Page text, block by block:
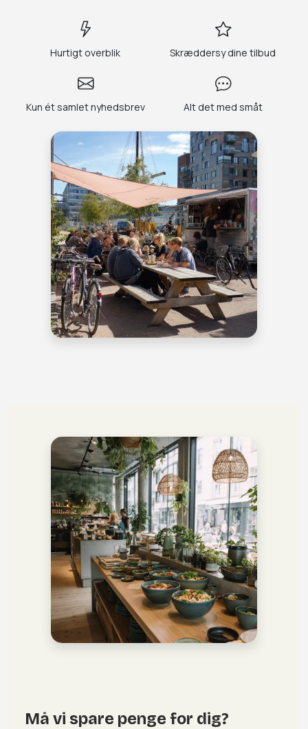
Hurtigt overblik Skræddersy dine tilbud
Kun ét samlet nyhedsbrev Alt det med småt
Må vi spare penge for dig?